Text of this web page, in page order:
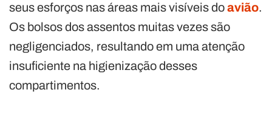
seus esforços nas áreas mais visíveis doavião.
Os bolsos dos assentos muitas vezes são
negligenciados, resultando em uma atenção
insuficiente na higienização desses
compartimentos.